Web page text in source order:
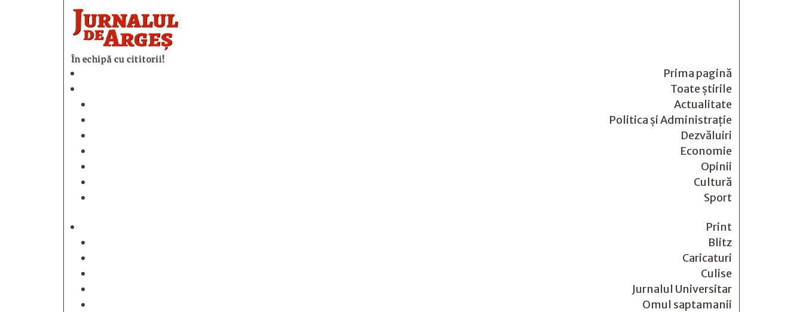
În echipă cu cititorii!
Prima pagină
Toate știrile
Actualitate
Politica și Administrație
Dezvăluiri
Economie
Opinii
Cultură
Sport
Print
Blitz
Caricaturi
Culise
Jurnalul Universitar
Omul saptamanii